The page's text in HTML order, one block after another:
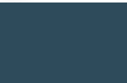
Войти в систему.